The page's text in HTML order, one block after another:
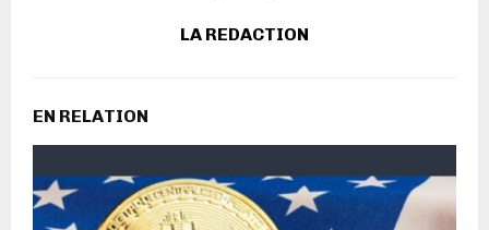
LA REDACTION
EN RELATION